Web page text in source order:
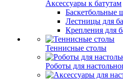
Аксессуары к батутам
Баскетбольные
Лестницы для
Крепления для
Теннисные столы
Роботы для